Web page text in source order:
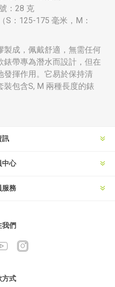
：28 克
S：125-175 毫米，M：
製成，佩戴舒適，無需任何
帶專為潛水而設計，但在
發揮作用。它易於保持清
包含S, M 兩種長度的錶
訊
中心
服務
我們
方式